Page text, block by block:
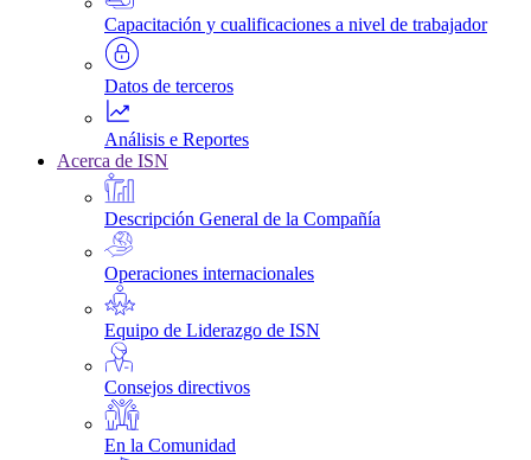
Capacitación y cualificaciones a nivel de trabajador
Datos de terceros
Análisis e Reportes
Acerca de ISN
Descripción General de la Compañía
Operaciones internacionales
Equipo de Liderazgo de ISN
Consejos directivos
En la Comunidad